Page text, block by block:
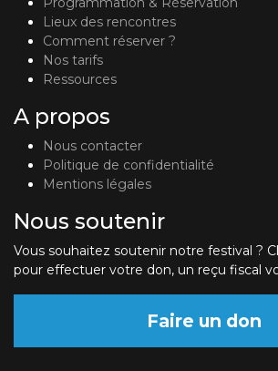
Lieux des rencontres
Comment réserver ?
Nos tarifs
Ressources
A propos
Nous contacter
Politique de confidentialité
Mentions légales
Nous soutenir
Vous souhaitez soutenir notre festival ?
pour effectuer votre don, un reçu fiscal
Faire un don